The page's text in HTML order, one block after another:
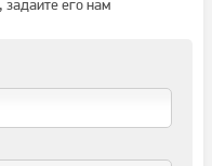
задайте его нам